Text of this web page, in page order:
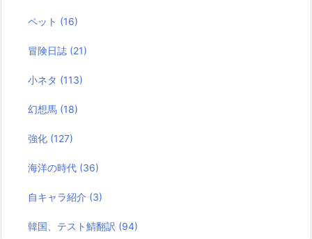
ペット (16)
冒険日誌 (21)
小ネタ (113)
幻想馬 (18)
強化 (127)
海洋の時代 (36)
自キャラ紹介 (3)
韓国、テスト鯖翻訳 (94)